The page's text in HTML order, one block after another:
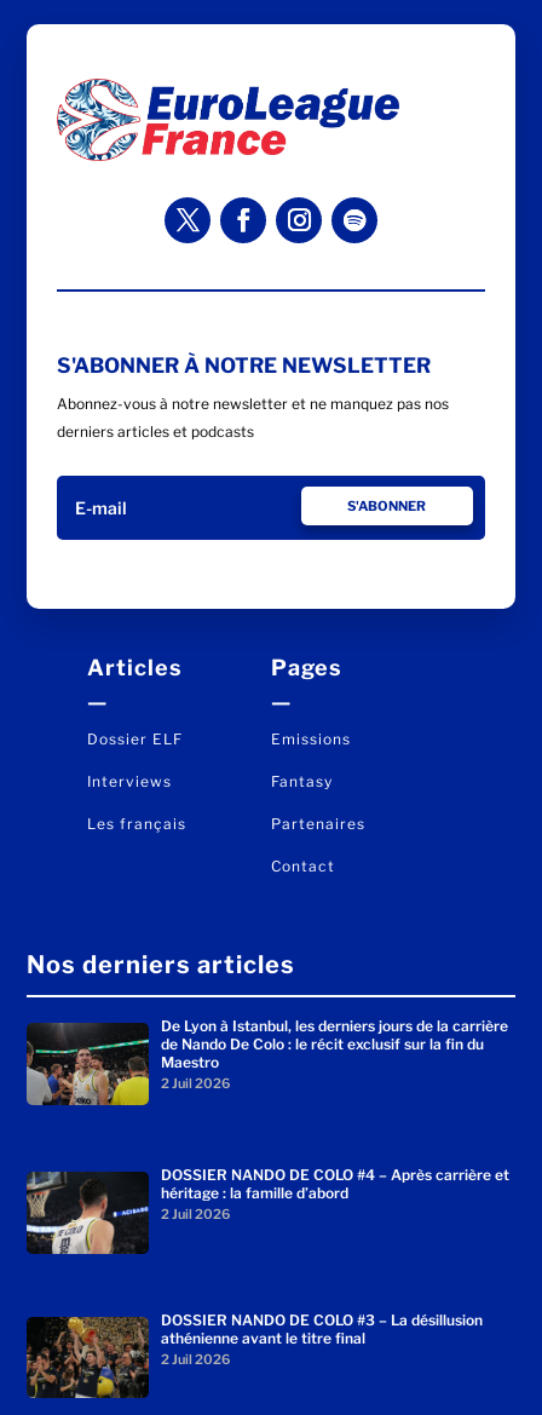
S'ABONNER À NOTRE NEWSLETTER
Abonnez-vous à notre newsletter et ne manquez pas nos
derniers articles et podcasts
S'ABONNER
Articles
—
Dossier ELF
Interviews
Les français
Pages
—
Emissions
Fantasy
Partenaires
Contact
Nos derniers articles
De Lyon à Istanbul, les derniers jours de la carrière
de Nando De Colo : le récit exclusif sur la fin du
Maestro
2 Juil 2026
DOSSIER NANDO DE COLO #4 – Après carrière et
héritage : la famille d’abord
2 Juil 2026
DOSSIER NANDO DE COLO #3 – La désillusion
athénienne avant le titre final
2 Juil 2026